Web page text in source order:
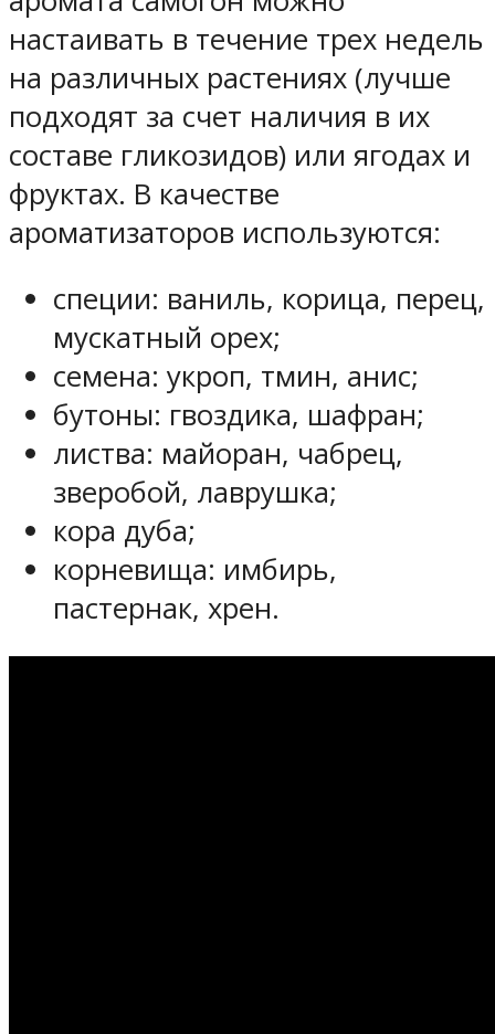
настаивать в течение трех недель
на различных растениях (лучше
подходят за счет наличия в их
составе гликозидов) или ягодах и
фруктах. В качестве
ароматизаторов используются:
специи: ваниль, корица, перец,
мускатный орех;
семена: укроп, тмин, анис;
бутоны: гвоздика, шафран;
листва: майоран, чабрец,
зверобой, лаврушка;
кора дуба;
корневища: имбирь,
пастернак, хрен.